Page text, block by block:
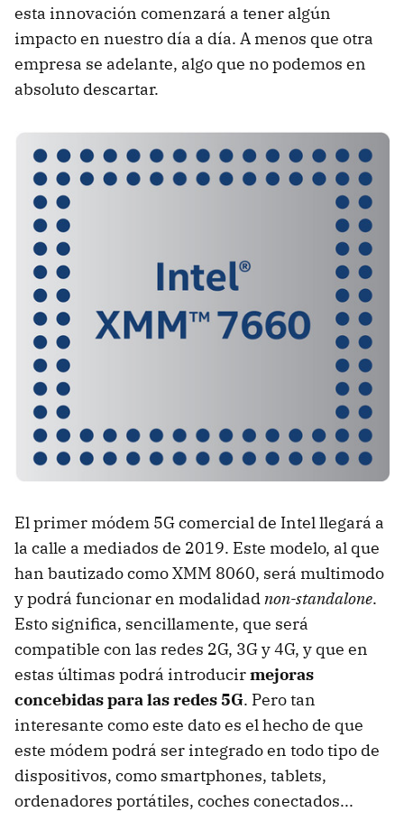
esta innovación comenzará a tener algún
impacto en nuestro día a día. A menos que otra
empresa se adelante, algo que no podemos en
absoluto descartar.
El primer módem 5G comercial de Intel llegará a
la calle a mediados de 2019. Este modelo, al que
han bautizado como XMM 8060, será multimodo
y podrá funcionar en modalidadnon-standalone.
Esto significa, sencillamente, que será
compatible con las redes 2G, 3G y 4G, y que en
estas últimas podrá introducirmejoras
concebidas para las redes 5G. Pero tan
interesante como este dato es el hecho de que
este módem podrá ser integrado en todo tipo de
dispositivos, como smartphones, tablets,
ordenadores portátiles, coches conectados...